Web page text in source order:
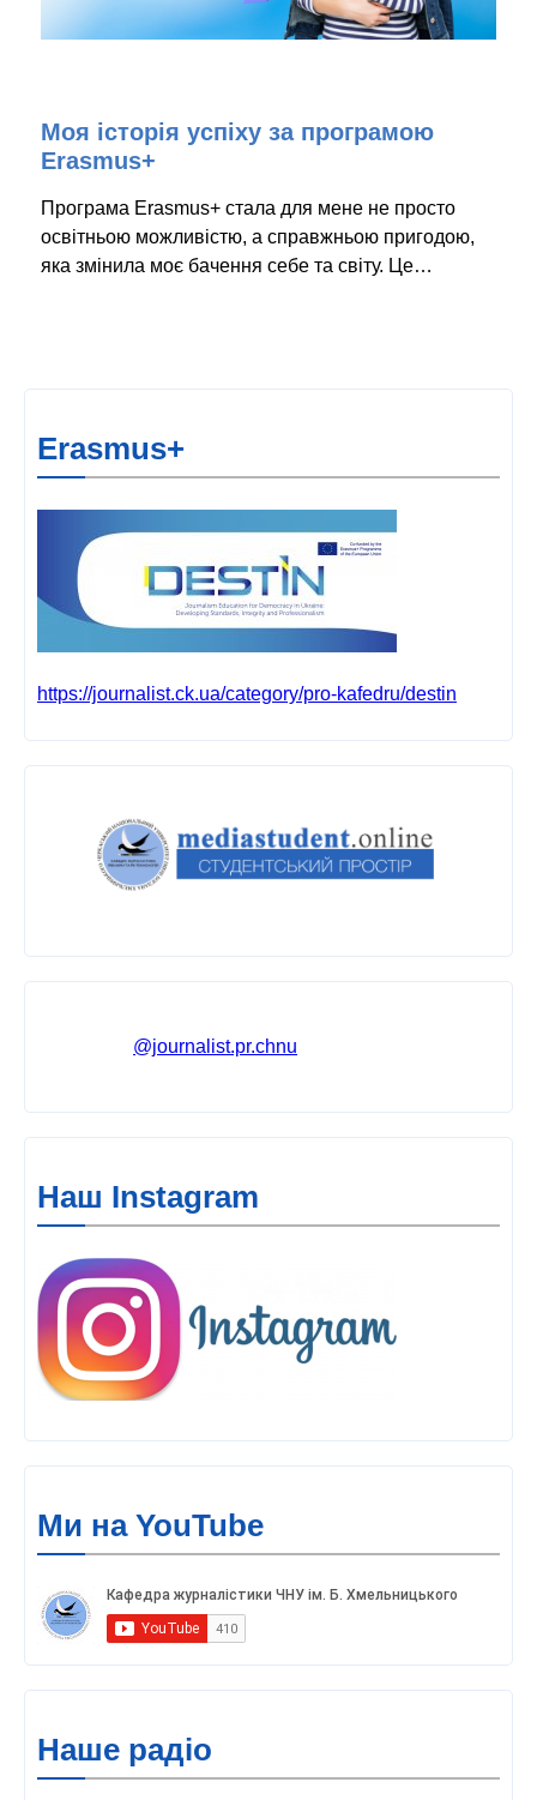
Моя історія успіху за програмою
Erasmus+
Програма Erasmus+ стала для мене не просто
освітньою можливістю, а справжньою пригодою,
яка змінила моє бачення себе та світу. Це…
Erasmus+
https://journalist.ck.ua/category/pro-kafedru/destin
@journalist.pr.chnu
Наш Instagram
Ми на YouTube
Наше радіо